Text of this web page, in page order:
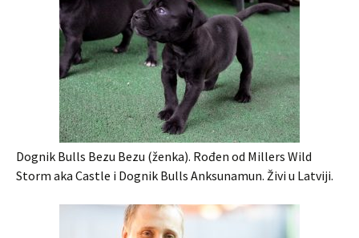
Dognik Bulls Bezu Bezu (ženka). Rođen od Millers Wild
Storm aka Castle i Dognik Bulls Anksunamun. Živi u Latviji.